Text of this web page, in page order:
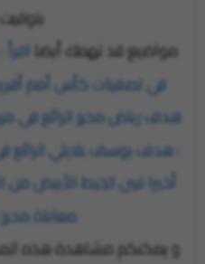
بتوقيت
مواضيع قد تهمك أيضا
في تصفيات كأس أمم أفريقيا
هدف رياض محرز الرائع في
: هدف يوسف بلايلي الرائع
أخيرا تبين الخيط الأبيض
معاناة
و يمكنكم مشاهدة هذه